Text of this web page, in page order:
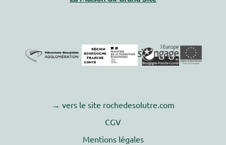
→ vers le site rochedesolutre.com
CGV
Mentions légales